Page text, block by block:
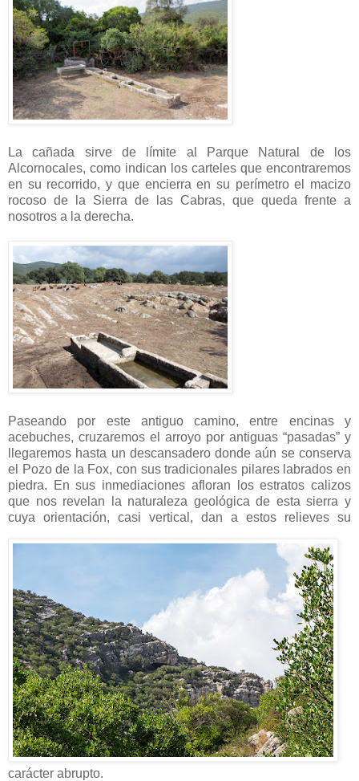
La cañada sirve de límite al Parque Natural de los
Alcornocales, como indican los carteles que encontraremos
en su recorrido, y que encierra en su perímetro el macizo
rocoso de la Sierra de las Cabras, que queda frente a
nosotros a la derecha.
Paseando por este antiguo camino, entre encinas y
acebuches, cruzaremos el arroyo por antiguas “pasadas” y
llegaremos hasta un descansadero donde aún se conserva
el Pozo de la Fox, con sus tradicionales pilares labrados en
piedra. En sus inmediaciones afloran los estratos calizos
que nos revelan la naturaleza geológica de esta sierra y
cuya orientación, casi vertical, dan a estos relieves su
carácter abrupto.